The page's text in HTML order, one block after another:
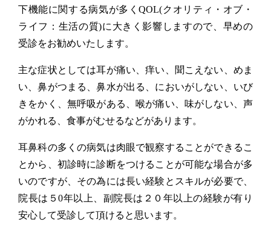
下機能に関する病気が多くQOL(クオリティ・オブ・
ライフ：生活の質)に大きく影響しますので、早めの
受診をお勧めいたします。
主な症状としては耳が痛い、痒い、聞こえない、めま
い、鼻がつまる、鼻水が出る、においがしない、いび
きをかく、無呼吸がある、喉が痛い、味がしない、声
がかれる、食事がむせるなどがあります。
耳鼻科の多くの病気は肉眼で観察することができるこ
とから、初診時に診断をつけることが可能な場合が多
いのですが、その為には長い経験とスキルが必要で、
院長は５0年以上、副院長は２０年以上の経験が有り
安心して受診して頂けると思います。